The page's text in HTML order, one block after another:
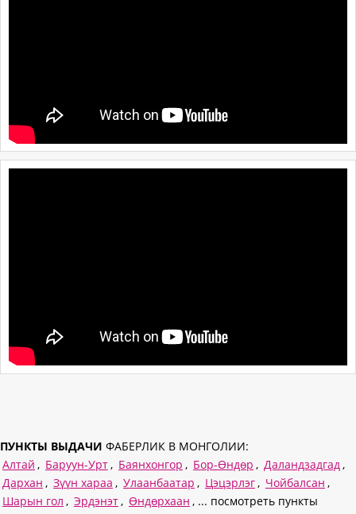
ПУНКТЫ ВЫДАЧИ ФАБЕРЛИК В МОНГОЛИИ:
Алтай , Баруун-Урт , Баянхонгор , Бор-Өндөр , Даландзадгад ,
Дархан , Зүүн хараа , Улаанбаатар , Цэцэрлэг , Чойбалсан ,
Шарын гол , Эрдэнэт , Өндөрхаан , ... посмотреть пункты